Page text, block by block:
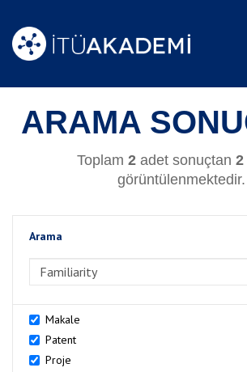
ARAMA
Toplam 2adet sonuçtan 2
görüntülenmektedir.
Arama
Makale
Patent
Proje